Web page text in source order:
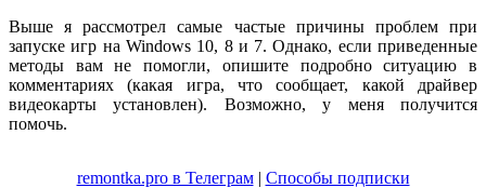
Выше я рассмотрел самые частые причины проблем при
запуске игр на Windows 10, 8 и 7. Однако, если приведенные
методы вам не помогли, опишите подробно ситуацию в
комментариях (какая игра, что сообщает, какой драйвер
видеокарты установлен). Возможно, у меня получится
помочь.
remontka.pro в Телеграм| Способы подписки